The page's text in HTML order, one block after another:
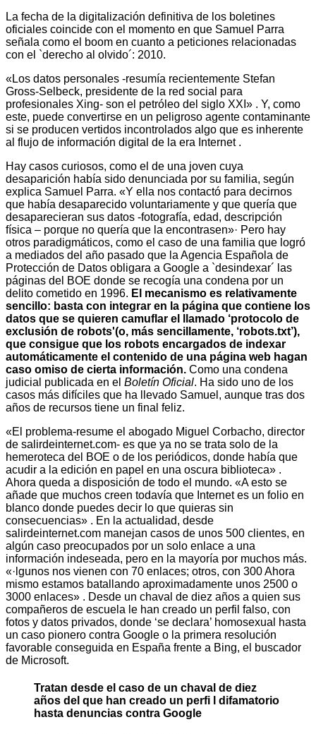
La fecha de la digitalización definitiva de los boletines
oficiales coincide con el momento en que Samuel Parra
señala como el boom en cuanto a peticiones relacionadas
con el `derecho al olvido´: 2010.
«Los datos personales -resumía recientemente Stefan
Gross-Selbeck, presidente de la red social para
profesionales Xing- son el petróleo del siglo XXI» . Y, como
este, puede convertirse en un peligroso agente contaminante
si se producen vertidos incontrolados algo que es inherente
al flujo de información digital de la era Internet .
Hay casos curiosos, como el de una joven cuya
desaparición había sido denunciada por su familia, según
explica Samuel Parra. «Y ella nos contactó para decirnos
que había desaparecido voluntariamente y que quería que
desaparecieran sus datos -fotografía, edad, descripción
física – porque no quería que la encontrasen»· Pero hay
otros paradigmáticos, como el caso de una familia que logró
a mediados del año pasado que la Agencia Española de
Protección de Datos obligara a Google a `desindexar´ las
páginas del BOE donde se recogía una condena por un
delito cometido en 1996. El mecanismo es relativamente
sencillo: basta con integrar en la página que contiene los
datos que se quieren camuflar el llamado ‘protocolo de
exclusión de robots'(o, más sencillamente, ‘robots.txt’),
que consigue que los robots encargados de indexar
automáticamente el contenido de una página web hagan
caso omiso de cierta información. Como una condena
judicial publicada en el Boletín Oficial. Ha sido uno de los
casos más difíciles que ha llevado Samuel, aunque tras dos
años de recursos tiene un final feliz.
«El problema-resume el abogado Miguel Corbacho, director
de salirdeinternet.com- es que ya no se trata solo de la
hemeroteca del BOE o de los periódicos, donde había que
acudir a la edición en papel en una oscura biblioteca» .
Ahora queda a disposición de todo el mundo. «A esto se
añade que muchos creen todavía que Internet es un folio en
blanco donde puedes decir lo que quieras sin
consecuencias» . En la actualidad, desde
salirdeinternet.com manejan casos de unos 500 clientes, en
algún caso preocupados por un solo enlace a una
información indeseada, pero en la mayoría por muchos más.
«·lgunos nos vienen con 70 enlaces; otros, con 300 Ahora
mismo estamos batallando aproximadamente unos 2500 o
3000 enlaces» . Desde un chaval de diez años a quien sus
compañeros de escuela le han creado un perfil falso, con
fotos y datos privados, donde ‘se declara’ homosexual hasta
un caso pionero contra Google o la primera resolución
favorable conseguida en España frente a Bing, el buscador
de Microsoft.
Tratan desde el caso de un chaval de diez
años del que han creado un perfi l difamatorio
hasta denuncias contra Google